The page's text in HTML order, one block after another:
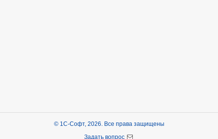
© 1С-Софт, 2026. Все права защищены
Задать вопрос